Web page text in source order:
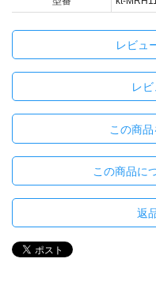
レビュ
レ
この商
この商品に
返